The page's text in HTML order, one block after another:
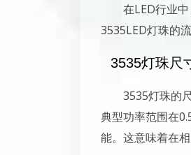
在LED行业
3535LED灯珠的
3535灯珠尺
3535灯珠的
典型功率范围在
能。这意味着在